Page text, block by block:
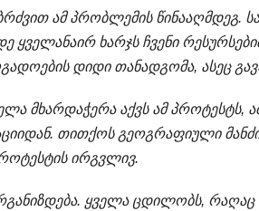
ამ პრობლემის წინააღმდეგ.
ყველანაირ ხარჯს ჩვენი
დიდი თანადგომა, ასეც
მხარდაჭერა აქვს ამ პროტესტს,
თითქოს გეოგრაფიული
ირგვლივ.
ყველა ცდილობს, რაღაც